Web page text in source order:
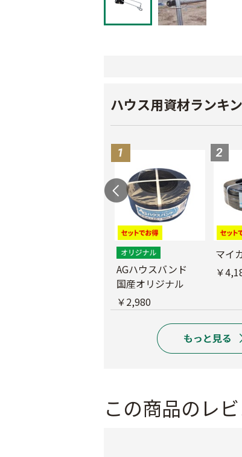
ハウス用資材ランキ
AGハウスバンド
国産オリジナル
￥2,980
マイ
￥
この商品のレ